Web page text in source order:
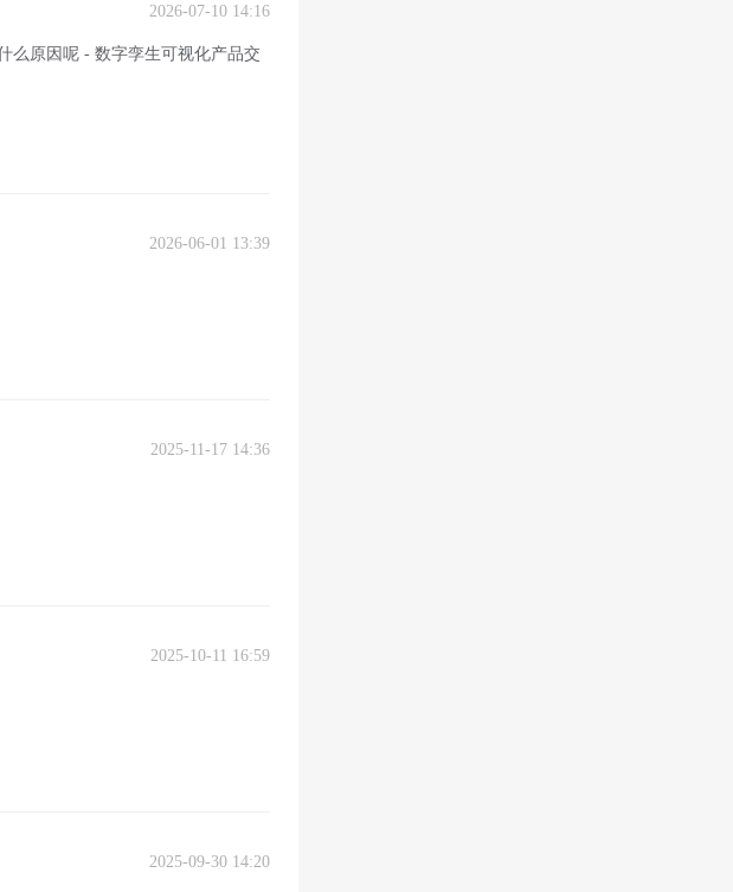
2026-07-10 14:16
么原因呢 - 数字孪生可视化产品交
2026-06-01 13:39
2025-11-17 14:36
2025-10-11 16:59
2025-09-30 14:20